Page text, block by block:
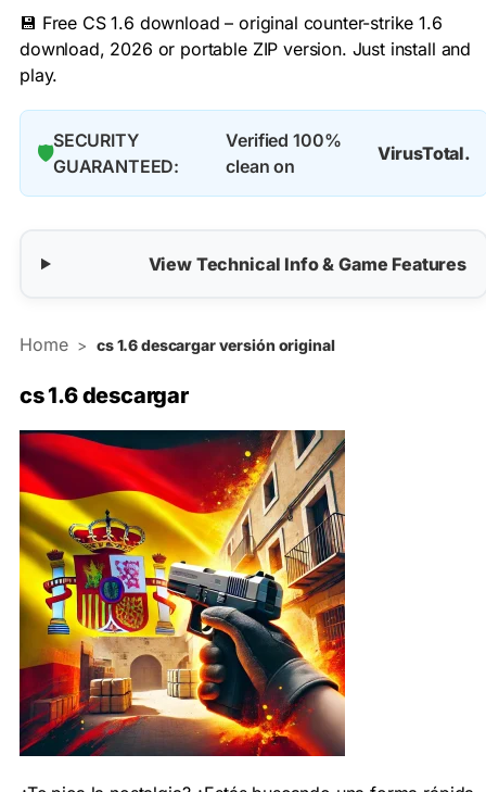
💾 Free CS 1.6 download – original counter-strike 1.6
download, 2026 or portable ZIP version. Just install and
play.
🛡️
SECURITY
GUARANTEED:
Verified 100%
clean on
VirusTotal.
View Technical Info & Game Features
Home > cs 1.6 descargar versión original
cs 1.6descargar